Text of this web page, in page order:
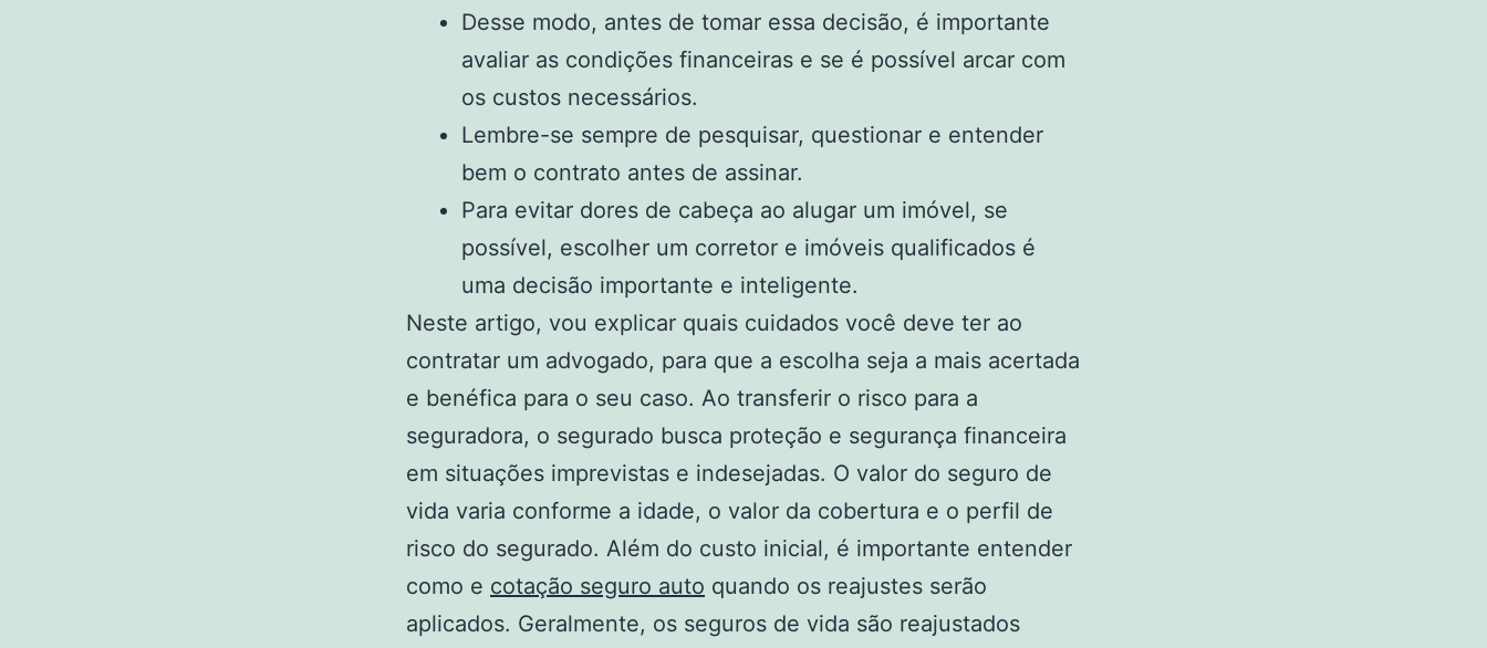
Desse modo, antes de tomar essa decisão, é importante
avaliar as condições financeiras e se é possível arcar com
os custos necessários.
Lembre-se sempre de pesquisar, questionar e entender
bem o contrato antes de assinar.
Para evitar dores de cabeça ao alugar um imóvel, se
possível, escolher um corretor e imóveis qualificados é
uma decisão importante e inteligente.
Neste artigo, vou explicar quais cuidados você deve ter ao
contratar um advogado, para que a escolha seja a mais acertada
e benéfica para o seu caso. Ao transferir o risco para a
seguradora, o segurado busca proteção e segurança financeira
em situações imprevistas e indesejadas. O valor do seguro de
vida varia conforme a idade, o valor da cobertura e o perfil de
risco do segurado. Além do custo inicial, é importante entender
como e cotação seguro auto quando os reajustes serão
aplicados. Geralmente, os seguros de vida são reajustados